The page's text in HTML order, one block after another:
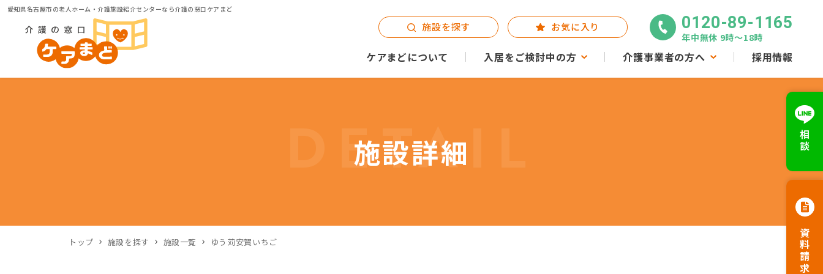
愛知県名古屋市の老人ホーム・介護施設紹介センターなら介護の窓口ケアまど
ケアまどについて 入居をご検討中の方 介護事業者の方へ 採用情報
施設を探す お気に入り 0120-89-1165
年中無休 9時〜18時
相談
資料請求
DETAIL
施設詳細
トップ 施設を探す 施設一覧 ゆう苅安賀いちご